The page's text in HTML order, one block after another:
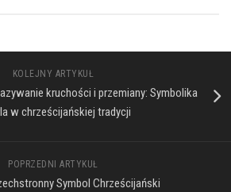
KOLEJNY ARTYKUŁ
kruchości i przemiany: Symbolika
w chrześcijańskiej tradycji
POPRZEDNI ARTYKUŁ
Symbol Chrześcijański